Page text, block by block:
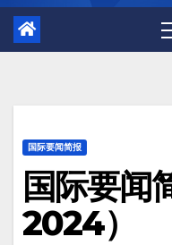
国际要闻简报
国际要闻
2024）